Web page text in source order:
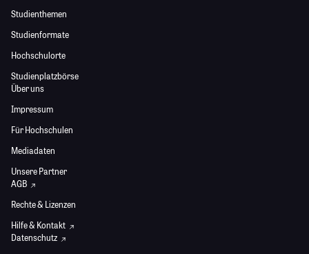
Studienthemen
Studienformate
Hochschulorte
Studienplatzbörse
Über uns
Impressum
Für Hochschulen
Mediadaten
Unsere Partner
AGB
Rechte & Lizenzen
Hilfe & Kontakt
Datenschutz